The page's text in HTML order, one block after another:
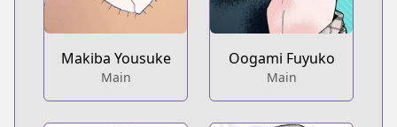
Makiba Yousuke
Main
Oogami Fuyuko
Main